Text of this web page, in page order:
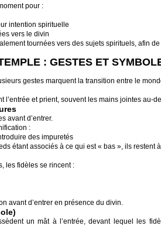
pour :
intention spirituelle
vers le divin
tournées vers des sujets spirituels, afin
: GESTES ET
gestes marquent la transition entre le
l’entrée et prient, souvent les mains jointes au-
avant d’entrer.
:
des impuretés
étant associés à ce qui est « bas », ils restent
les fidèles se rincent :
avant d’entrer en présence du divin.
un mât à l’entrée, devant lequel les